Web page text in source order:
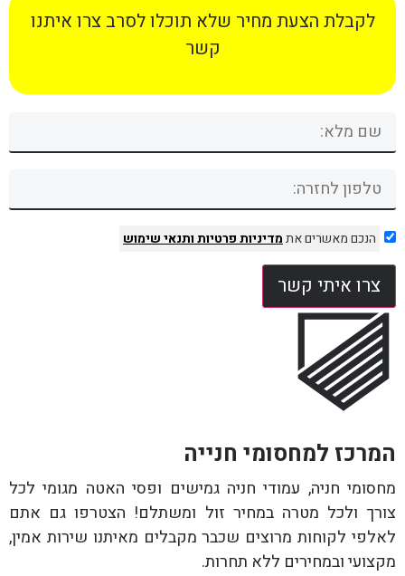
לקבלת הצעת מחיר שלא תוכלו לסרב צרו איתנו
קשר
הנכם מאשרים אתמדיניות פרטיותותנאי שימוש
צרו איתי קשר
המרכז למחסומי חנייה
מחסומי חניה, עמודי חניה גמישים ופסי האטה מגומי לכל
צורך ולכל מטרה במחיר זול ומשתלם! הצטרפו גם אתם
לאלפי לקוחות מרוצים שכבר מקבלים מאיתנו שירות אמין,
מקצועי ובמחירים ללא תחרות.